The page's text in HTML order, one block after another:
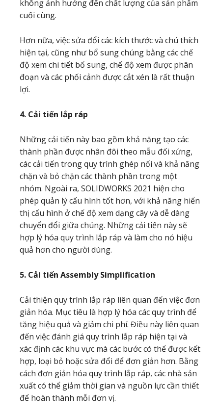
không ảnh hưởng đến chất lượng của sản phẩm
cuối cùng.
Hơn nữa, việc sửa đổi các kích thước và chú thích
hiện tại, cũng như bổ sung chúng bằng các chế
độ xem chi tiết bổ sung, chế độ xem được phân
đoạn và các phối cảnh được cắt xén là rất thuận
lợi.
4. Cải tiến lắp ráp
Những cải tiến này bao gồm khả năng tạo các
thành phần được nhân đôi theo mẫu đối xứng,
các cải tiến trong quy trình ghép nối và khả năng
chặn và bỏ chặn các thành phần trong một
nhóm. Ngoài ra, SOLIDWORKS 2021 hiện cho
phép quản lý cấu hình tốt hơn, với khả năng hiển
thị cấu hình ở chế độ xem dạng cây và dễ dàng
chuyển đổi giữa chúng. Những cải tiến này sẽ
hợp lý hóa quy trình lắp ráp và làm cho nó hiệu
quả hơn cho người dùng.
5. Cải tiến Assembly Simplification
Cải thiện quy trình lắp ráp liên quan đến việc đơn
giản hóa. Mục tiêu là hợp lý hóa các quy trình để
tăng hiệu quả và giảm chi phí. Điều này liên quan
đến việc đánh giá quy trình lắp ráp hiện tại và
xác định các khu vực mà các bước có thể được kết
hợp, loại bỏ hoặc sửa đổi để đơn giản hơn. Bằng
cách đơn giản hóa quy trình lắp ráp, các nhà sản
xuất có thể giảm thời gian và nguồn lực cần thiết
để hoàn thành mỗi đơn vị.